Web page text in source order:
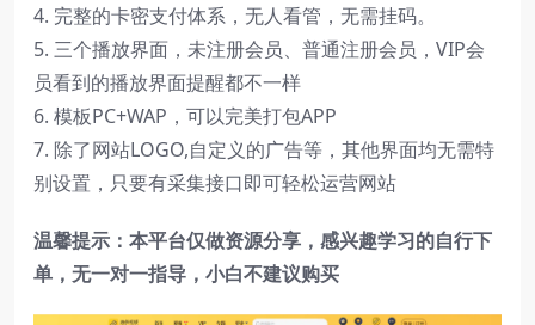
4. 完整的卡密支付体系，无人看管，无需挂码。
5. 三个播放界面，未注册会员、普通注册会员，VIP会
员看到的播放界面提醒都不一样
6. 模板PC+WAP，可以完美打包APP
7. 除了网站LOGO,自定义的广告等，其他界面均无需特
别设置，只要有采集接口即可轻松运营网站
温馨提示：本平台仅做资源分享，感兴趣学习的自行下
单，无一对一指导，小白不建议购买